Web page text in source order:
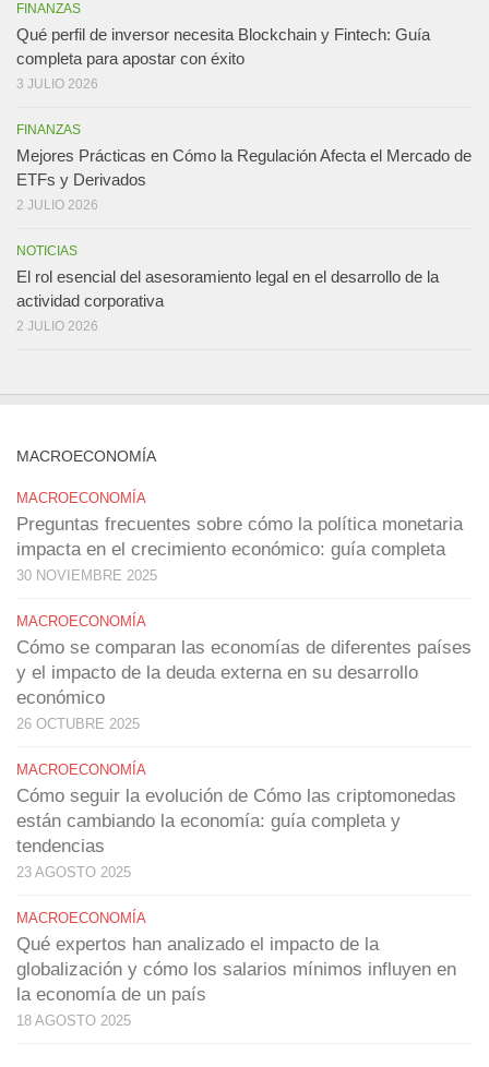
FINANZAS
Qué perfil de inversor necesita Blockchain y Fintech: Guía
completa para apostar con éxito
3 JULIO 2026
FINANZAS
Mejores Prácticas en Cómo la Regulación Afecta el Mercado de
ETFs y Derivados
2 JULIO 2026
NOTICIAS
El rol esencial del asesoramiento legal en el desarrollo de la
actividad corporativa
2 JULIO 2026
MACROECONOMÍA
MACROECONOMÍA
Preguntas frecuentes sobre cómo la política monetaria
impacta en el crecimiento económico: guía completa
30 NOVIEMBRE 2025
MACROECONOMÍA
Cómo se comparan las economías de diferentes países
y el impacto de la deuda externa en su desarrollo
económico
26 OCTUBRE 2025
MACROECONOMÍA
Cómo seguir la evolución de Cómo las criptomonedas
están cambiando la economía: guía completa y
tendencias
23 AGOSTO 2025
MACROECONOMÍA
Qué expertos han analizado el impacto de la
globalización y cómo los salarios mínimos influyen en
la economía de un país
18 AGOSTO 2025